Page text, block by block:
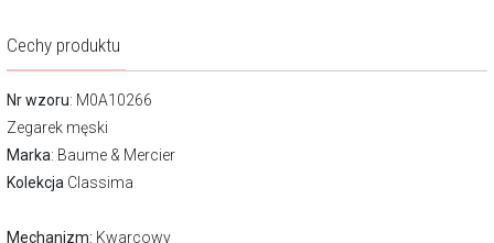
Cechy produktu
Nr wzoru: M0A10266
Zegarek męski
Marka: Baume & Mercier
Kolekcja Classima
Mechanizm: Kwarcowy